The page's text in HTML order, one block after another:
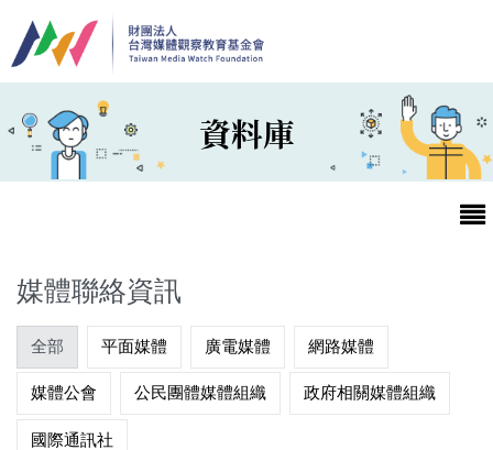
資料庫
最新消息
第25屆台灣兒童及少年優質節目活動官網
媒體聯絡資訊
全部 平面媒體 廣電媒體 網路媒體
媒體公會 公民團體媒體組織 政府相關媒體組織
國際通訊社